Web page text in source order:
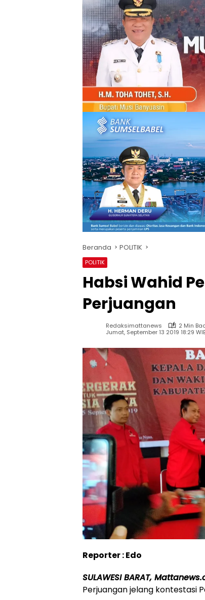
Beranda POLITIK
POLITIK
Habsi Wahid
Perjuangan
Redaksimattanews
2 Min
Jumat, September 13 2019 18:29
Reporter : Edo
SULAWESI BARAT,
Perjuangan jelang kontestasi